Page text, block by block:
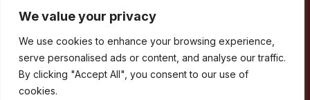
We value your privacy
We use cookies to enhance your browsing experience,
serve personalised ads or content, and analyse our traffic.
By clicking "Accept All", you consent to our use of
cookies.
Acessibilidade
ERSAR – Reclamações
A minha Rua
Boletim Municipal